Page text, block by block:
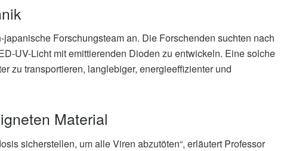
Forschungsteam an. Die Forschenden suchten nach
UV-Licht mit emittierenden Dioden zu entwickeln. Eine solche
zu transportieren, langlebiger, energieeffizienter und
Material
sicherstellen, um alle Viren abzutöten“, erläutert Professor